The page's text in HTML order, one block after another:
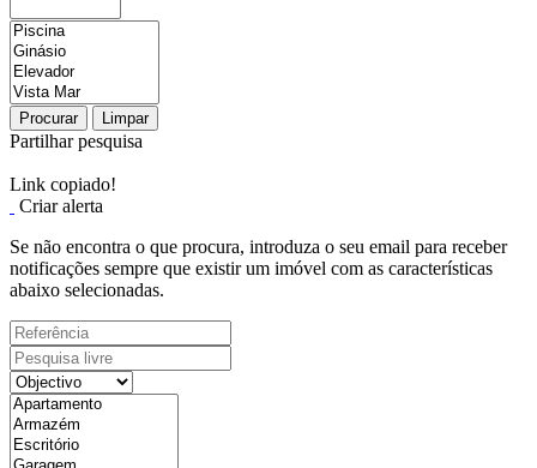
Procurar Limpar
Partilhar pesquisa
Link copiado!
Criar alerta
Se não encontra o que procura, introduza o seu email para receber
notificações sempre que existir um imóvel com as características
abaixo selecionadas.